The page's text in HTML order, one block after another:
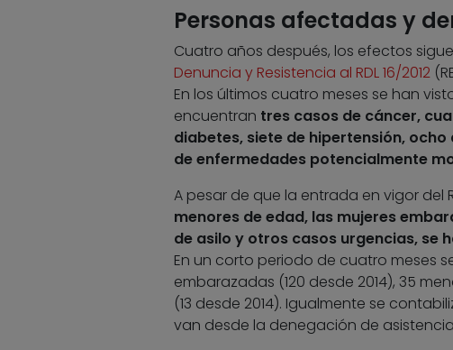
Personas afectadas y
Cuatro años después, los efectos
Denuncia y Resistencia al RDL 16/2012
En los últimos cuatro meses se han
encuentran tres casos de cáncer,
diabetes, siete de hipertensión,
de enfermedades potencialmente
A pesar de que la entrada en vigor del
menores de edad, las mujeres
de asilo y otros casos urgencias, se
En un corto periodo de cuatro meses
embarazadas (120 desde 2014), 35
(13 desde 2014). Igualmente se
van desde la denegación de